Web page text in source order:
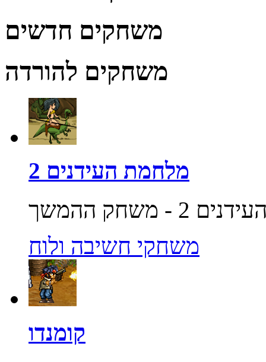
משחקים חדשים
משחקים להורדה
מלחמת העידנים 2
משחקי חשיבה ולוח
קומנדו